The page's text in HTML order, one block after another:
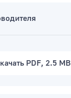
PDF, 2.5 MB